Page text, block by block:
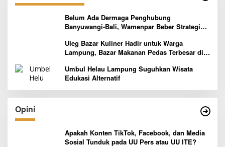
Belum Ada Dermaga Penghubung
Banyuwangi-Bali, Wamenpar Beber Strategi
Uleg Bazar Kuliner Hadir untuk Warga
Lampung, Bazar Makanan Pedas Terbesar di
Umbul Helau Lampung Suguhkan Wisata
Edukasi Alternatif
Opini
Apakah Konten TikTok, Facebook, dan Media
Sosial Tunduk pada UU Pers atau UU ITE?